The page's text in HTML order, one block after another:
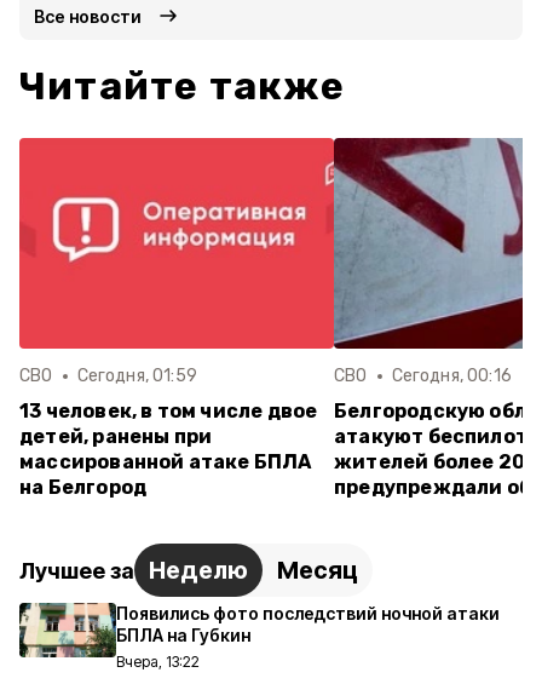
Все новости
Читайте также
СВО Сегодня, 01:59
13 человек, в том числе двое
детей, ранены при
массированной атаке БПЛА
на Белгород
СВО Сегодня, 00:16
Белгородскую
атакуют
жителей более 20
предупреждали об
Лучшее за Неделю Месяц
Появились фото последствий ночной атаки
БПЛА на Губкин
Вчера, 13:22